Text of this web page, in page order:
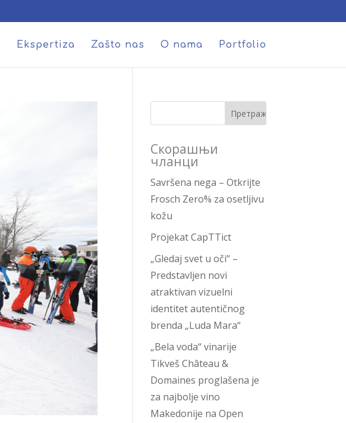
Ekspertiza Zašto nas O nama Portfolio
Скорашњи
чланци
Savršena nega – Otkrijte
Frosch Zero% za osetljivu
kožu
Projekat CapTTict
„Gledaj svet u oči“ –
Predstavljen novi
atraktivan vizuelni
identitet autentičnog
brenda „Luda Mara“
„Bela voda“ vinarije
Tikveš Château &
Domaines proglašena je
za najbolje vino
Makedonije na Open